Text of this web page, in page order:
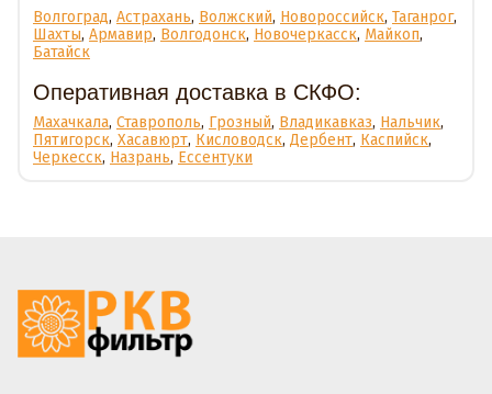
Волгоград, Астрахань, Волжский, Новороссийск, Таганрог,
Шахты, Армавир, Волгодонск, Новочеркасск, Майкоп,
Батайск
Оперативная доставка в СКФО:
Махачкала, Ставрополь, Грозный, Владикавказ, Нальчик,
Пятигорск, Хасавюрт, Кисловодск, Дербент, Каспийск,
Черкесск, Назрань, Ессентуки